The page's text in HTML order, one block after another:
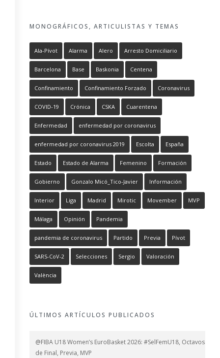
MONOGRÁFICOS, ARTICULISTAS Y TEMAS
Ala-Pívot Alarma Alero Arresto Domiciliario
Barcelona Base Baskonia Centena
Confinamiento Confinamiento Forzado Coronavirus
COVID-19 Crónica CSKA Cuarentena
Enfermedad enfermedad por coronavirus
enfermedad por coronavirus 2019 Escolta España
Estado Estado de Alarma Femenino Formación
Gobierno Gonzalo Micó_Tico-Javier Información
Interior Liga Madrid Mirotic Movember MVP
Málaga Opinión Pandemia
pandemia de coronavirus Partido Previa Pívot
SARS-CoV-2 Selecciones Sergio Valoración
València
ÚLTIMOS ARTÍCULOS PUBLICADOS
@FIBA U18 Women’s EuroBasket 2026: #SelFemU18, Octavos
de Final, Previa, MVP